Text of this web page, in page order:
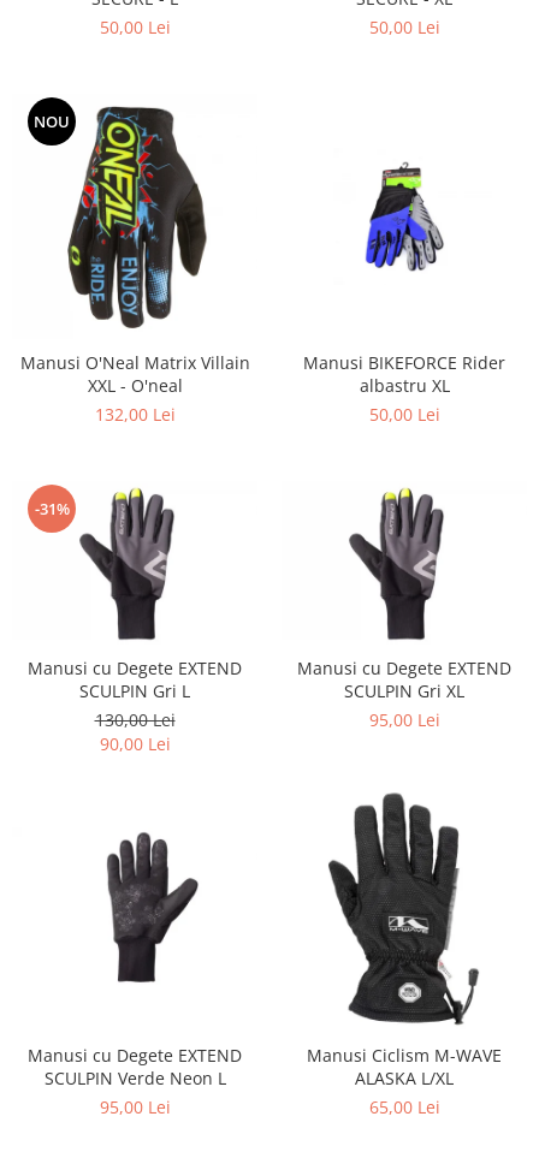
50,00 Lei
50,00 Lei
NOU
Manusi O'Neal Matrix Villain
XXL - O'neal
132,00 Lei
Manusi BIKEFORCE Rider
albastru XL
50,00 Lei
-31%
Manusi cu Degete EXTEND
SCULPIN Gri L
130,00 Lei
90,00 Lei
Manusi cu Degete EXTEND
SCULPIN Gri XL
95,00 Lei
Manusi cu Degete EXTEND
SCULPIN Verde Neon L
95,00 Lei
Manusi Ciclism M-WAVE
ALASKA L/XL
65,00 Lei